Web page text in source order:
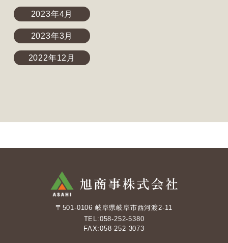
2023年4月
2023年3月
2022年12月
〒501-0106 岐阜県岐阜市西河渡2-11
TEL:058-252-5380
FAX:058-252-3073